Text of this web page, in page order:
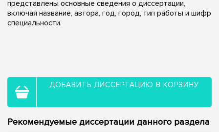
представлены основные сведения о диссертации,
включая название, автора, год, город, тип работы и шифр
специальности.
ДОБАВИТЬ ДИССЕРТАЦИЮ В КОРЗИНУ
Рекомендуемые диссертации данного раздела